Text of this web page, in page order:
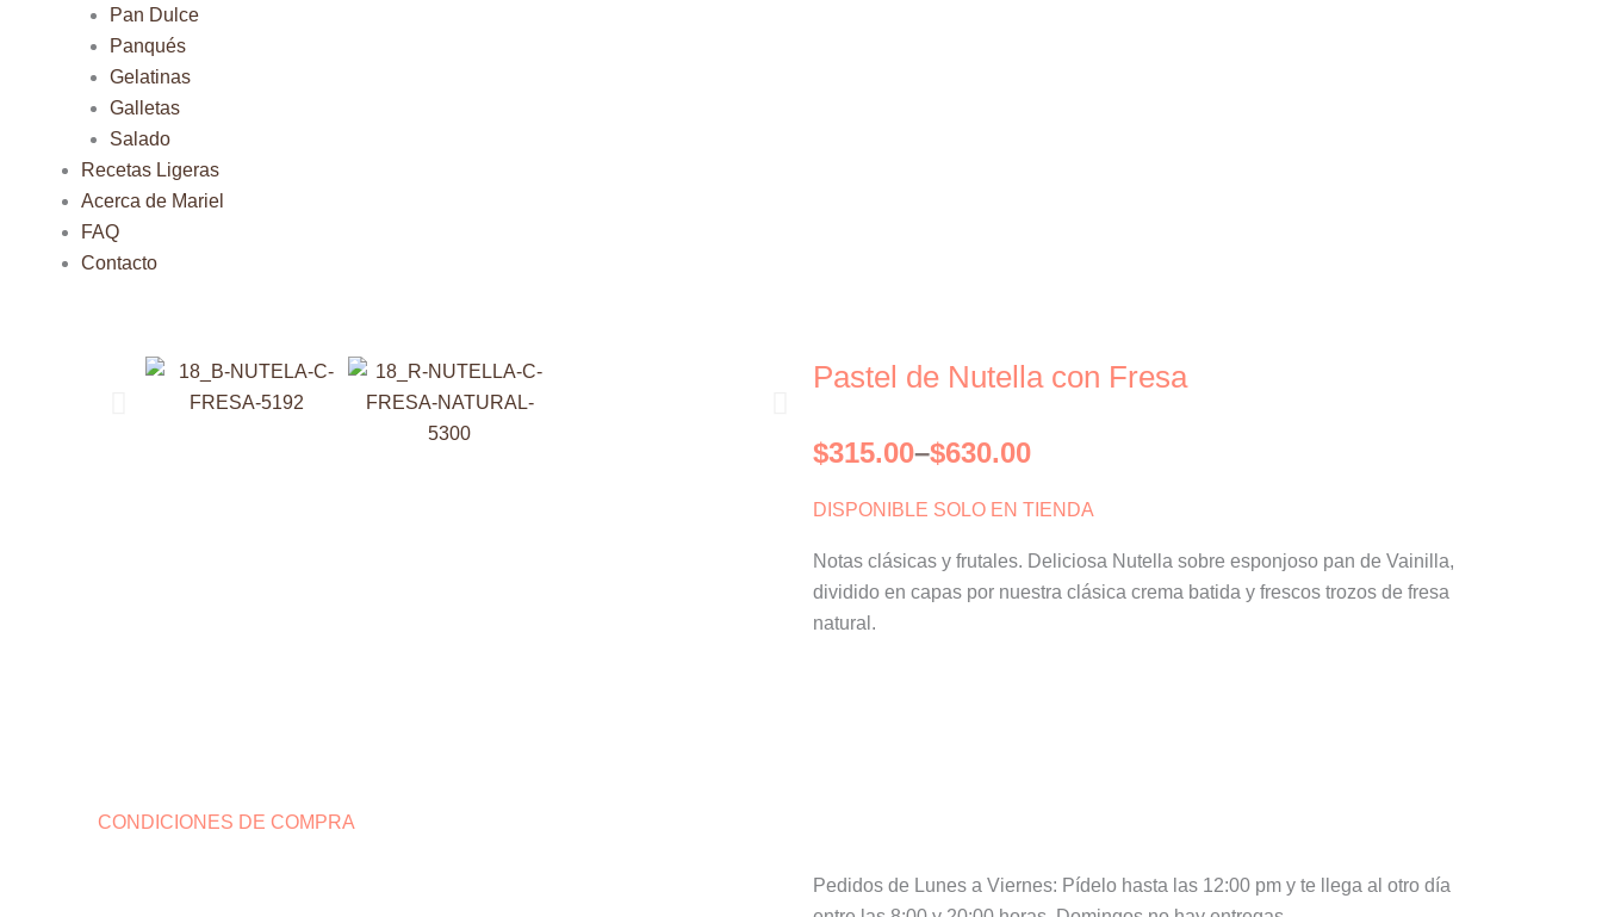
Pan Dulce
Panqués
Gelatinas
Galletas
Salado
Recetas Ligeras
Acerca de Mariel
FAQ
Contacto
Previo
Pastel de Nutella con Fresa
$315.00–$630.00
Price
$315.00
through
$630.00
DISPONIBLE SOLO EN TIENDA
Notas clásicas y frutales. Deliciosa Nutella sobre esponjoso pan de Vainilla,
dividido en capas por nuestra clásica crema batida y frescos trozos de fresa
natural.
CONDICIONES DE COMPRA
Pedidos de Lunes a Viernes: Pídelo hasta las 12:00 pm y te llega al otro día